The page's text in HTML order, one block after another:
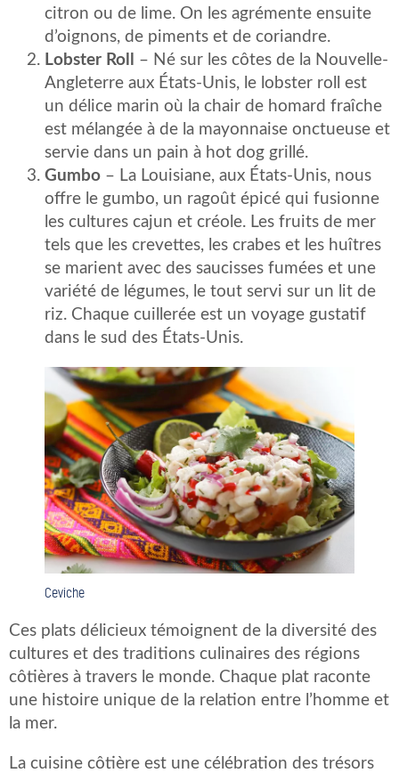
citron ou de lime. On les agrémente ensuite
d’oignons, de piments et de coriandre.
Lobster Roll
– Né sur les côtes de la Nouvelle-
Angleterre aux États-Unis, le lobster roll est
un délice marin où la chair de homard fraîche
est mélangée à de la mayonnaise onctueuse et
servie dans un pain à hot dog grillé.
Gumbo – La Louisiane, aux États-Unis, nous
offre le gumbo, un ragoût épicé qui fusionne
les cultures cajun et créole. Les fruits de mer
tels que les crevettes, les crabes et les huîtres
se marient avec des saucisses fumées et une
variété de légumes, le tout servi sur un lit de
riz. Chaque cuillerée est un voyage gustatif
dans le sud des États-Unis.
Ceviche
Ces plats délicieux témoignent de la diversité des
cultures et des traditions culinaires des régions
côtières à travers le monde. Chaque plat raconte
une histoire unique de la relation entre l’homme et
la mer.
La cuisine côtière est une célébration des trésors